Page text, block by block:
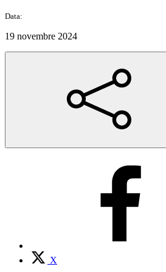
Data:
19 novembre 2024
X